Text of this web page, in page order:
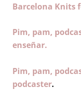
Barcelona Knits
Pim, pam,
enseñar.
Pim, pam,
podcaster.